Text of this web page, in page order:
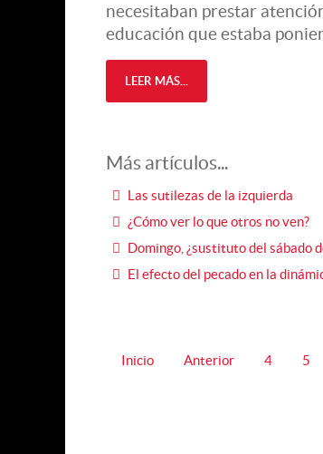
necesitaban prestar
educación que estaba
LEER MÁS...
Más artículos...
Las sutilezas de la izquierda
¿Cómo ver lo que otros no ven?
Domingo, ¿sustituto del sábado
El efecto del pecado en la
Inicio Anterior 4 5